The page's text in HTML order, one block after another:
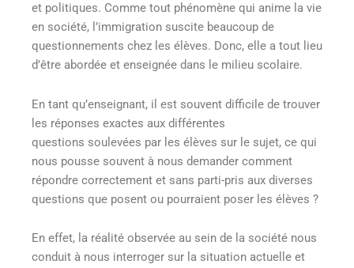
et politiques. Comme tout phénomène qui anime la vie
en société, l’immigration suscite beaucoup de
questionnements chez les élèves. Donc, elle a tout lieu
d’être abordée et enseignée dans le milieu scolaire.
En tant qu’enseignant, il est souvent difficile de trouver
les réponses exactes aux différentes
questions soulevées par les élèves sur le sujet, ce qui
nous pousse souvent à nous demander comment
répondre correctement et sans parti-pris aux diverses
questions que posent ou pourraient poser les élèves ?
En effet, la réalité observée au sein de la société nous
conduit à nous interroger sur la situation actuelle et